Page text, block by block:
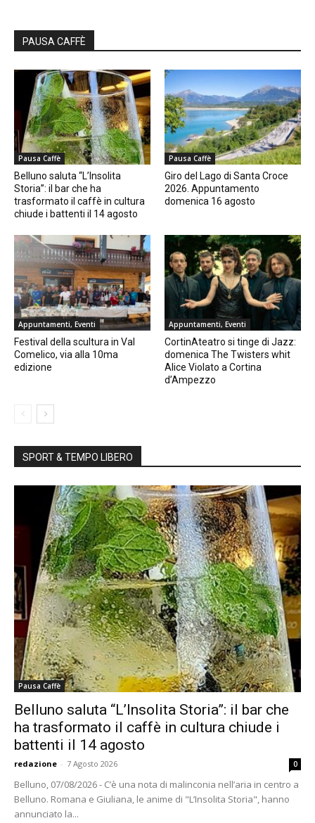
PAUSA CAFFÈ
Pausa Caffè
Belluno saluta “L’Insolita
Storia”: il bar che ha
trasformato il caffè in cultura
chiude i battenti il 14 agosto
Pausa Caffè
Giro del Lago di Santa Croce
2026. Appuntamento
domenica 16 agosto
Appuntamenti, Eventi
Festival della scultura in Val
Comelico, via alla 10ma
edizione
Appuntamenti, Eventi
CortinAteatro si tinge di Jazz:
domenica The Twisters whit
Alice Violato a Cortina
d’Ampezzo
SPORT & TEMPO LIBERO
Pausa Caffè
Belluno saluta “L’Insolita Storia”: il bar che
ha trasformato il caffè in cultura chiude i
battenti il 14 agosto
redazione - 7 Agosto 2026 0
Belluno, 07/08/2026 - C’è una nota di malinconia nell’aria in centro a
Belluno. Romana e Giuliana, le anime di "L’Insolita Storia", hanno
annunciato la...